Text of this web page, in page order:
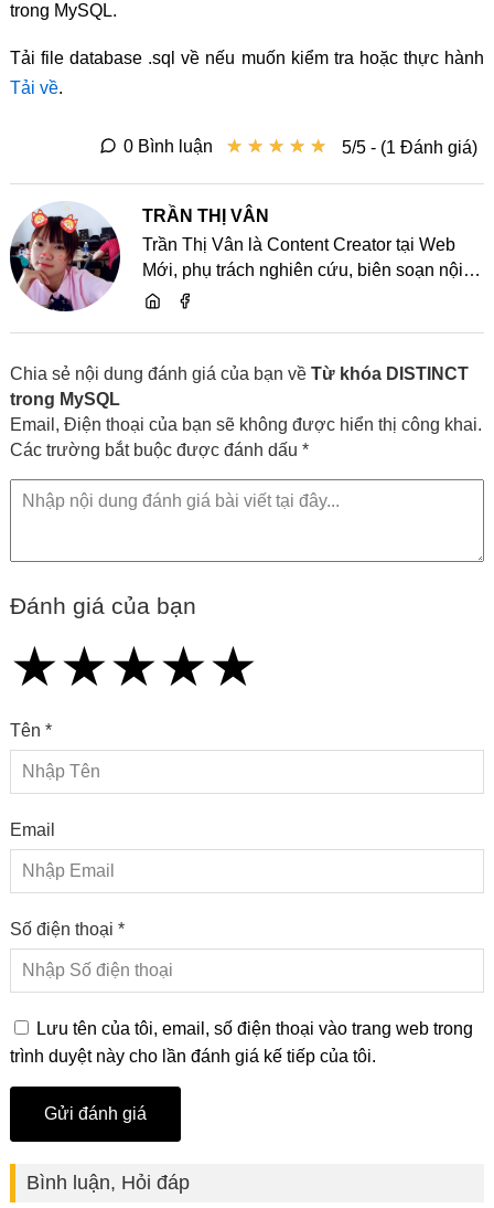
trong MySQL.
Tải file database .sql về nếu muốn kiểm tra hoặc thực hành
Tải về.
★ ★ ★ ★ ★
★ ★ ★ ★ ★ 5/5 - (1 Đánh giá)
0 Bình luận
TRẦN THỊ VÂN
Trần Thị Vân là Content Creator tại Web
Mới, phụ trách nghiên cứu, biên soạn nội
dung và chia sẻ kiến thức về website, SEO,
Chia sẻ nội dung đánh giá của bạn về Từ khóa DISTINCT
trong MySQL
Email, Điện thoại của bạn sẽ không được hiển thị công khai.
Các trường bắt buộc được đánh dấu *
Đánh giá của bạn
★
★★
★★★
★★★★
★★★★★
Tên *
Email
Số điện thoại *
Lưu tên của tôi, email, số điện thoại vào trang web trong
trình duyệt này cho lần đánh giá kế tiếp của tôi.
Bình luận, Hỏi đáp